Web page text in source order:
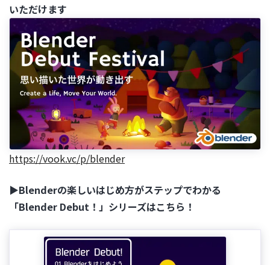
いただけます
https://vook.vc/p/blender
▶Blenderの楽しいはじめ方がステップでわかる
「Blender Debut！」シリーズはこちら！